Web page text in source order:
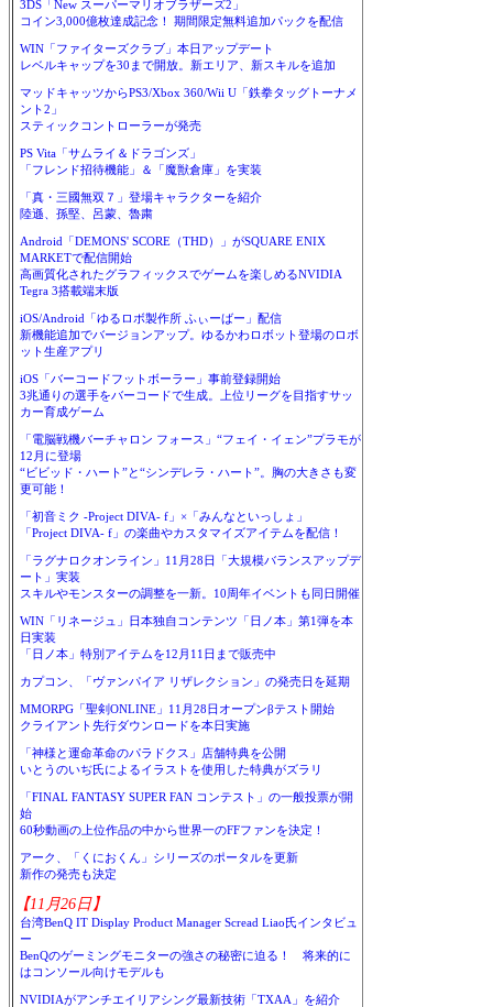
3DS「New スーパーマリオブラザーズ2」
コイン3,000億枚達成記念！ 期間限定無料追加パックを配信
WIN「ファイターズクラブ」本日アップデート
レベルキャップを30まで開放。新エリア、新スキルを追加
マッドキャッツからPS3/Xbox 360/Wii U「鉄拳タッグトーナメ
ント2」
スティックコントローラーが発売
PS Vita「サムライ＆ドラゴンズ」
「フレンド招待機能」＆「魔獣倉庫」を実装
「真・三國無双７」登場キャラクターを紹介
陸遜、孫堅、呂蒙、魯粛
Android「DEMONS' SCORE（THD）」がSQUARE ENIX
MARKETで配信開始
高画質化されたグラフィックスでゲームを楽しめるNVIDIA
Tegra 3搭載端末版
iOS/Android「ゆるロボ製作所 ふぃーばー」配信
新機能追加でバージョンアップ。ゆるかわロボット登場のロボ
ット生産アプリ
iOS「バーコードフットボーラー」事前登録開始
3兆通りの選手をバーコードで生成。上位リーグを目指すサッ
カー育成ゲーム
「電脳戦機バーチャロン フォース」“フェイ・イェン”プラモが
12月に登場
“ビビッド・ハート”と“シンデレラ・ハート”。胸の大きさも変
更可能！
「初音ミク -Project DIVA- f」×「みんなといっしょ」
「Project DIVA- f」の楽曲やカスタマイズアイテムを配信！
「ラグナロクオンライン」11月28日「大規模バランスアップデ
ート」実装
スキルやモンスターの調整を一新。10周年イベントも同日開催
WIN「リネージュ」日本独自コンテンツ「日ノ本」第1弾を本
日実装
「日ノ本」特別アイテムを12月11日まで販売中
カプコン、「ヴァンパイア リザレクション」の発売日を延期
MMORPG「聖剣ONLINE」11月28日オープンβテスト開始
クライアント先行ダウンロードを本日実施
「神様と運命革命のパラドクス」店舗特典を公開
いとうのいぢ氏によるイラストを使用した特典がズラリ
「FINAL FANTASY SUPER FAN コンテスト」の一般投票が開
始
60秒動画の上位作品の中から世界一のFFファンを決定！
アーク、「くにおくん」シリーズのポータルを更新
新作の発売も決定
【11月26日】
台湾BenQ IT Display Product Manager Scread Liao氏インタビュ
ー
BenQのゲーミングモニターの強さの秘密に迫る！ 将来的に
はコンソール向けモデルも
NVIDIAがアンチエイリアシング最新技術「TXAA」を紹介